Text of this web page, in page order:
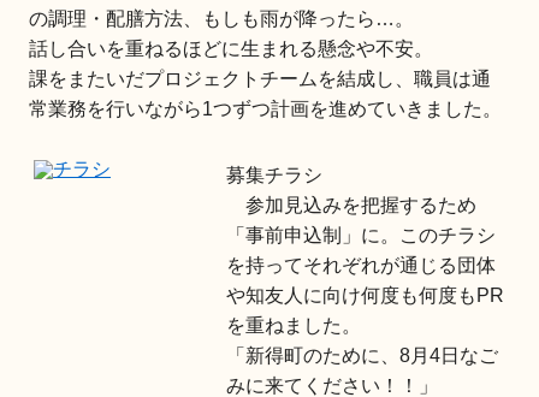
の調理・配膳方法、もしも雨が降ったら…。
話し合いを重ねるほどに生まれる懸念や不安。
課をまたいだプロジェクトチームを結成し、職員は通
常業務を行いながら1つずつ計画を進めていきました。
募集チラシ
参加見込みを把握するため
「事前申込制」に。このチラシ
を持ってそれぞれが通じる団体
や知友人に向け何度も何度もPR
を重ねました。
「新得町のために、8月4日なご
みに来てください！！」